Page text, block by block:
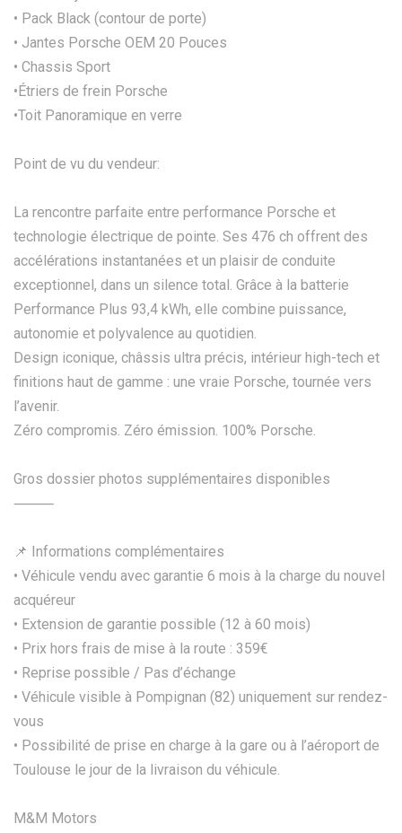
• Pack Black (contour de porte)
• Jantes Porsche OEM 20 Pouces
• Chassis Sport
•Étriers de frein Porsche
•Toit Panoramique en verre
Point de vu du vendeur:
La rencontre parfaite entre performance Porsche et
technologie électrique de pointe. Ses 476 ch offrent des
accélérations instantanées et un plaisir de conduite
exceptionnel, dans un silence total. Grâce à la batterie
Performance Plus 93,4 kWh, elle combine puissance,
autonomie et polyvalence au quotidien.
Design iconique, châssis ultra précis, intérieur high-tech et
finitions haut de gamme : une vraie Porsche, tournée vers
l’avenir.
Zéro compromis. Zéro émission. 100% Porsche.
Gros dossier photos supplémentaires disponibles
⸻
📌 Informations complémentaires
• Véhicule vendu avec garantie 6 mois à la charge du nouvel
acquéreur
• Extension de garantie possible (12 à 60 mois)
• Prix hors frais de mise à la route : 359€
• Reprise possible / Pas d’échange
• Véhicule visible à Pompignan (82) uniquement sur rendez-
vous
• Possibilité de prise en charge à la gare ou à l’aéroport de
Toulouse le jour de la livraison du véhicule.
M&M Motors